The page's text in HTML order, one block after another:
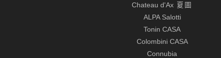
Chateau d'Ax 夏圖
ALPA Salotti
Tonin CASA
Colombini CASA
Connubia